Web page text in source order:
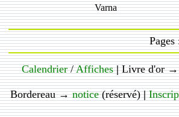
Varna
Calendrier/Affiches |Livre d'or
Bordereau →notice(réservé)|